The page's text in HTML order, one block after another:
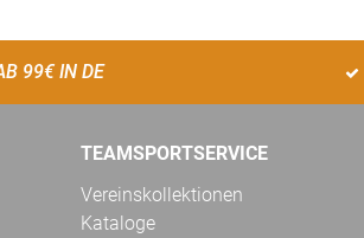
99€ IN DE
TEAMSPORTSERVICE
Vereinskollektionen
Kataloge